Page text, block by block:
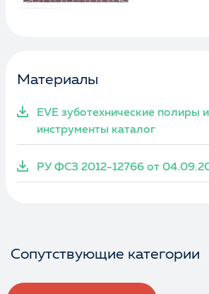
Материалы
EVE зуботехнические полиры
инструменты каталог
РУ ФСЗ 2012-12766 от
Сопутствующие категории